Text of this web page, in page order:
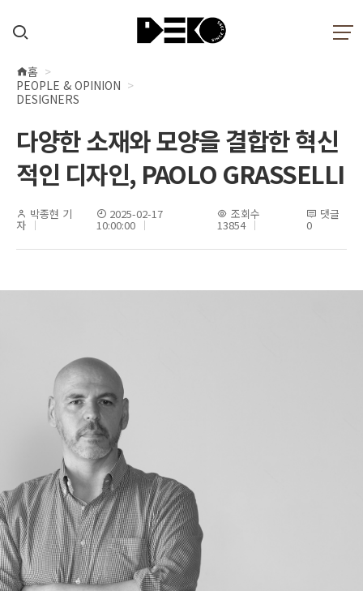
현
재
치
홈
PEOPLE & OPINION
DESIGNERS
다양한 소재와 모양을 결합한 혁신
적인 디자인, PAOLO GRASSELLI
박종현 기
자
2025-02-17
10:00:00
조회수
13854
댓글
0